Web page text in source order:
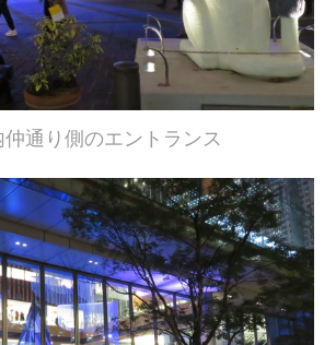
通り側のエントランス